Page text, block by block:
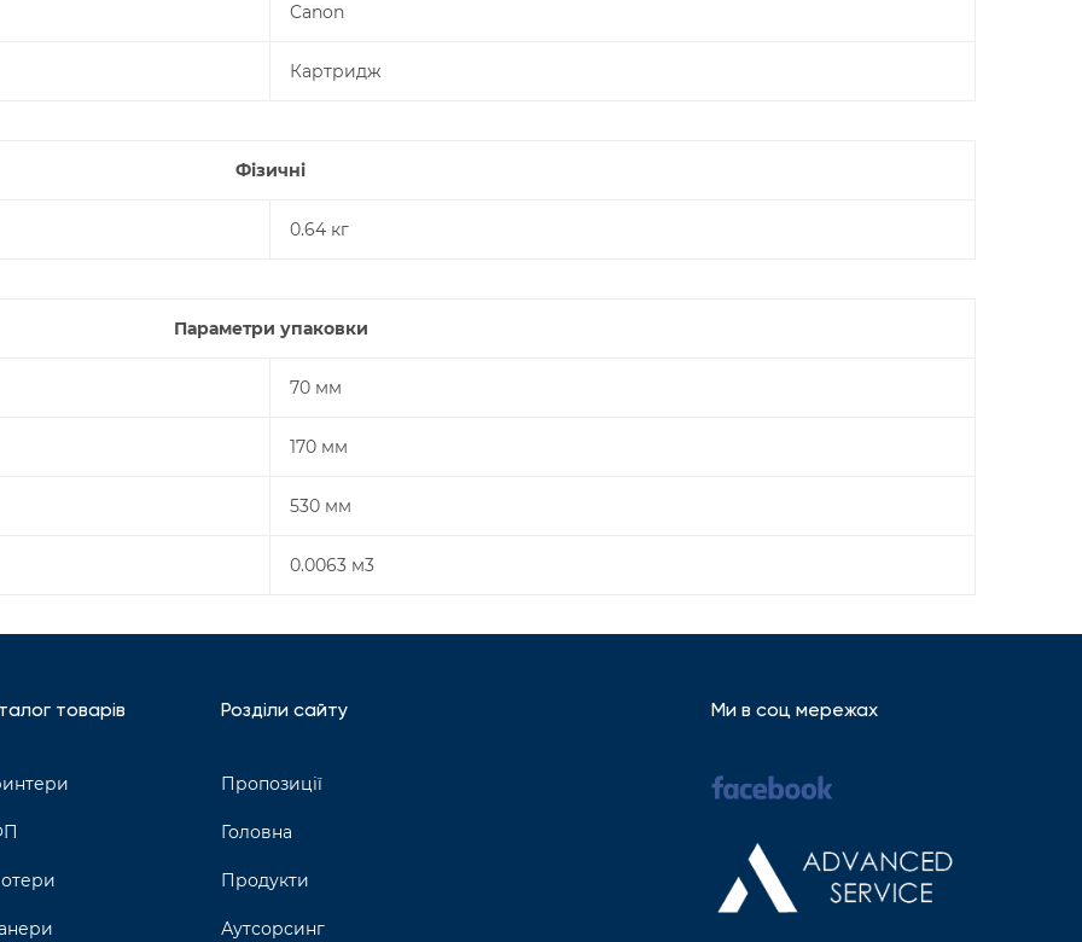
Canon
Картридж
Фізичні
0.64 кг
Параметри упаковки
70 мм
170 мм
530 мм
0.0063 м3
товарів Розділи сайту
Пропозиції
Головна
Продукти
Аутсорсинг
Ми в соц мережах